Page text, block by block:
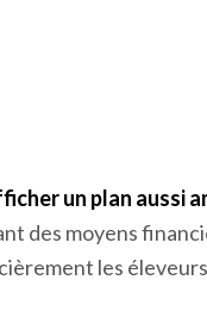
un plan aussi
des moyens
les